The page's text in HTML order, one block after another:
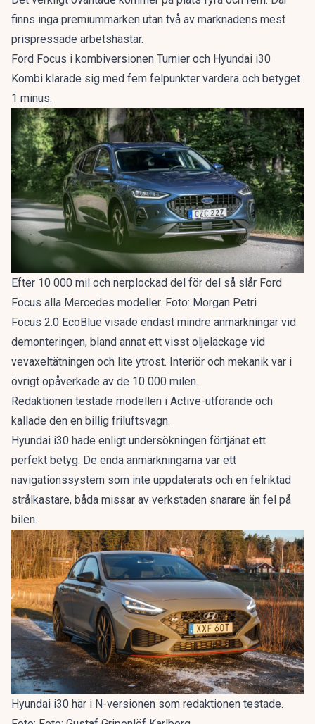
finns inga premiummärken utan två av marknadens mest
prispressade arbetshästar.
Ford Focus i kombiversionen Turnier och Hyundai i30
Kombi klarade sig med fem felpunkter vardera och betyget
1 minus.
Efter 10 000 mil och nerplockad del för del så slår Ford
Focus alla Mercedes modeller. Foto: Morgan Petri
Focus 2.0 EcoBlue visade endast mindre anmärkningar vid
demonteringen, bland annat ett visst oljeläckage vid
vevaxeltätningen och lite ytrost. Interiör och mekanik var i
övrigt opåverkade av de 10 000 milen.
Redaktionen testade modellen i Active-utförande och
kallade den en billig friluftsvagn.
Hyundai i30 hade enligt undersökningen förtjänat ett
perfekt betyg. De enda anmärkningarna var ett
navigationssystem som inte uppdaterats och en felriktad
strålkastare, båda missar av verkstaden snarare än fel på
bilen.
Hyundai i30 här i N-versionen som redaktionen testade.